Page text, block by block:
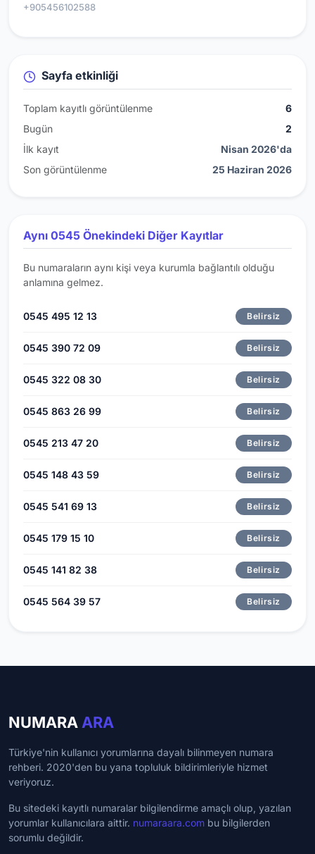
+905456102588
Sayfa etkinliği
Toplam kayıtlı görüntülenme
6
Bugün
2
İlk kayıt
Nisan 2026'da
Son görüntülenme
25 Haziran 2026
Aynı 0545 Önekindeki Diğer Kayıtlar
Bu numaraların aynı kişi veya kurumla bağlantılı olduğu
anlamına gelmez.
0545 495 12 13 Belirsiz
0545 390 72 09 Belirsiz
0545 322 08 30 Belirsiz
0545 863 26 99 Belirsiz
0545 213 47 20 Belirsiz
0545 148 43 59 Belirsiz
0545 541 69 13 Belirsiz
0545 179 15 10 Belirsiz
0545 141 82 38 Belirsiz
0545 564 39 57 Belirsiz
NUMARA ARA
Türkiye'nin kullanıcı yorumlarına dayalı bilinmeyen numara
rehberi. 2020'den bu yana topluluk bildirimleriyle hizmet
veriyoruz.
Bu sitedeki kayıtlı numaralar bilgilendirme amaçlı olup, yazılan
yorumlar kullanıcılara aittir. numaraara.com bu bilgilerden
sorumlu değildir.